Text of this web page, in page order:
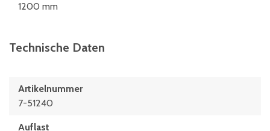
1200 mm
Technische Daten
Artikelnummer
7-51240
Auflast